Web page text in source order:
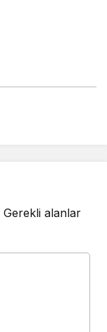
Gerekli alanlar